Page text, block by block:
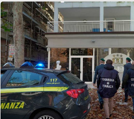
L’albergo
evade
le
tasse?
Il
Comune
gli
sospende
la